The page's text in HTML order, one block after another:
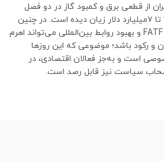
از قطعی برق و کمبود گاز در دو فصل
تابستان و پاییز دست‌‌‌کم ۶ تا ۷میلیارد دلار زیان دیده است. در چنین
وضعیتی پیوستن ایران به FATF و بهبود روابط بین‌المللی می‌‌‌تواند اهرم
و رکود باشد؛ موضوعی که این روزها
است و به‌جز فعالان اقتصادی، در
سیاست نیز قابل رصد است.